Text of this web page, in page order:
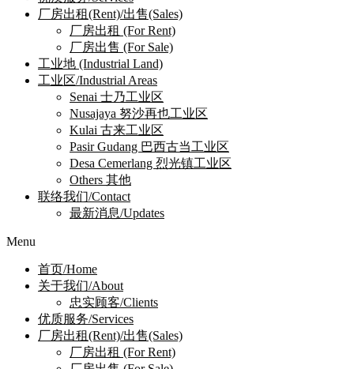
厂房出租(Rent)/出售(Sales)
厂房出租 (For Rent)
厂房出售 (For Sale)
工业地 (Industrial Land)
工业区/Industrial Areas
Senai 士乃工业区
Nusajaya 努沙再也工业区
Kulai 古来工业区
Pasir Gudang 巴西古当工业区
Desa Cemerlang 烈光镇工业区
Others 其他
联络我们/Contact
最新消息/Updates
Menu
首页/Home
关于我们/About
忠实顾客/Clients
优质服务/Services
厂房出租(Rent)/出售(Sales)
厂房出租 (For Rent)